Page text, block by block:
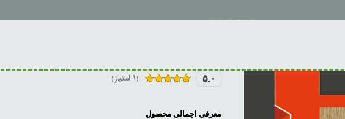
۵.۰
در
امتیازدهی
(۱ امتیاز)
معرفی اجمالی محصول